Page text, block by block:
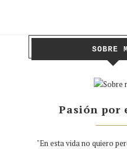
SOBRE
Pasión por
"En esta vida no quiero